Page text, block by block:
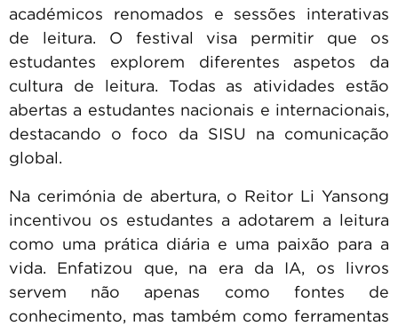
académicos renomados e sessões interativas
de leitura. O festival visa permitir que os
estudantes explorem diferentes aspetos da
cultura de leitura. Todas as atividades estão
abertas a estudantes nacionais e internacionais,
destacando o foco da SISU na comunicação
global.
Na cerimónia de abertura, o Reitor Li Yansong
incentivou os estudantes a adotarem a leitura
como uma prática diária e uma paixão para a
vida. Enfatizou que, na era da IA, os livros
servem não apenas como fontes de
conhecimento, mas também como ferramentas